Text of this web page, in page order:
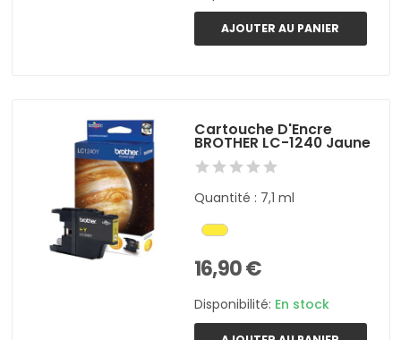
AJOUTER AU PANIER
Cartouche D'Encre
BROTHER LC-1240 Jaune
Quantité : 7,1 ml
16,90 €
Disponibilité: En stock